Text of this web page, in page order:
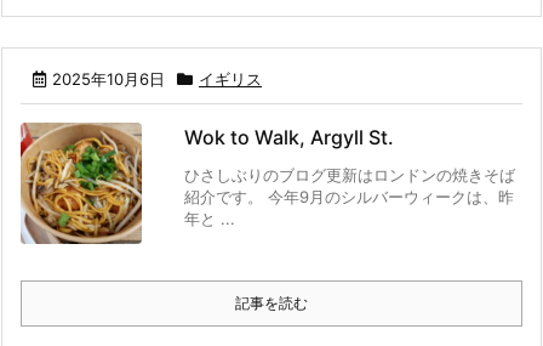
2025年10月6日 イギリス
Wok to Walk, Argyll St.
ひさしぶりのブログ更新はロンドンの焼きそば
紹介です。 今年9月のシルバーウィークは、昨
年と ...
記事を読む